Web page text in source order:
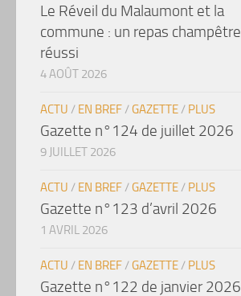
Le Réveil du Malaumont et la
commune : un repas champêtre
réussi
4 AOÛT 2026
ACTU / EN BREF /GAZETTE / PLUS
Gazette n°124 de juillet 2026
9 JUILLET 2026
ACTU / EN BREF /GAZETTE / PLUS
Gazette n°123 d’avril 2026
1 AVRIL 2026
ACTU / EN BREF /GAZETTE / PLUS
Gazette n°122 de janvier 2026